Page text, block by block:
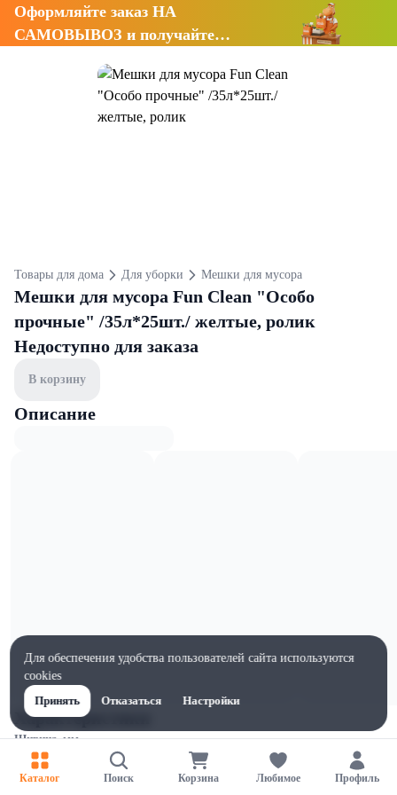
Оформляйте заказ НА
САМОВЫВОЗ и получайте
Товары для дома Для уборки Мешки для мусора
Мешки для мусора Fun Clean "Особо
прочные" /35л*25шт./ желтые, ролик
Недоступно для заказа
В корзину
Описание
Характеристики
Ширина, мм
135
Высота, мм
Каталог Поиск Корзина Любимое Профиль
Для обеспечения удобства пользователей сайта используются
cookies
Принять
Отказаться Настройки